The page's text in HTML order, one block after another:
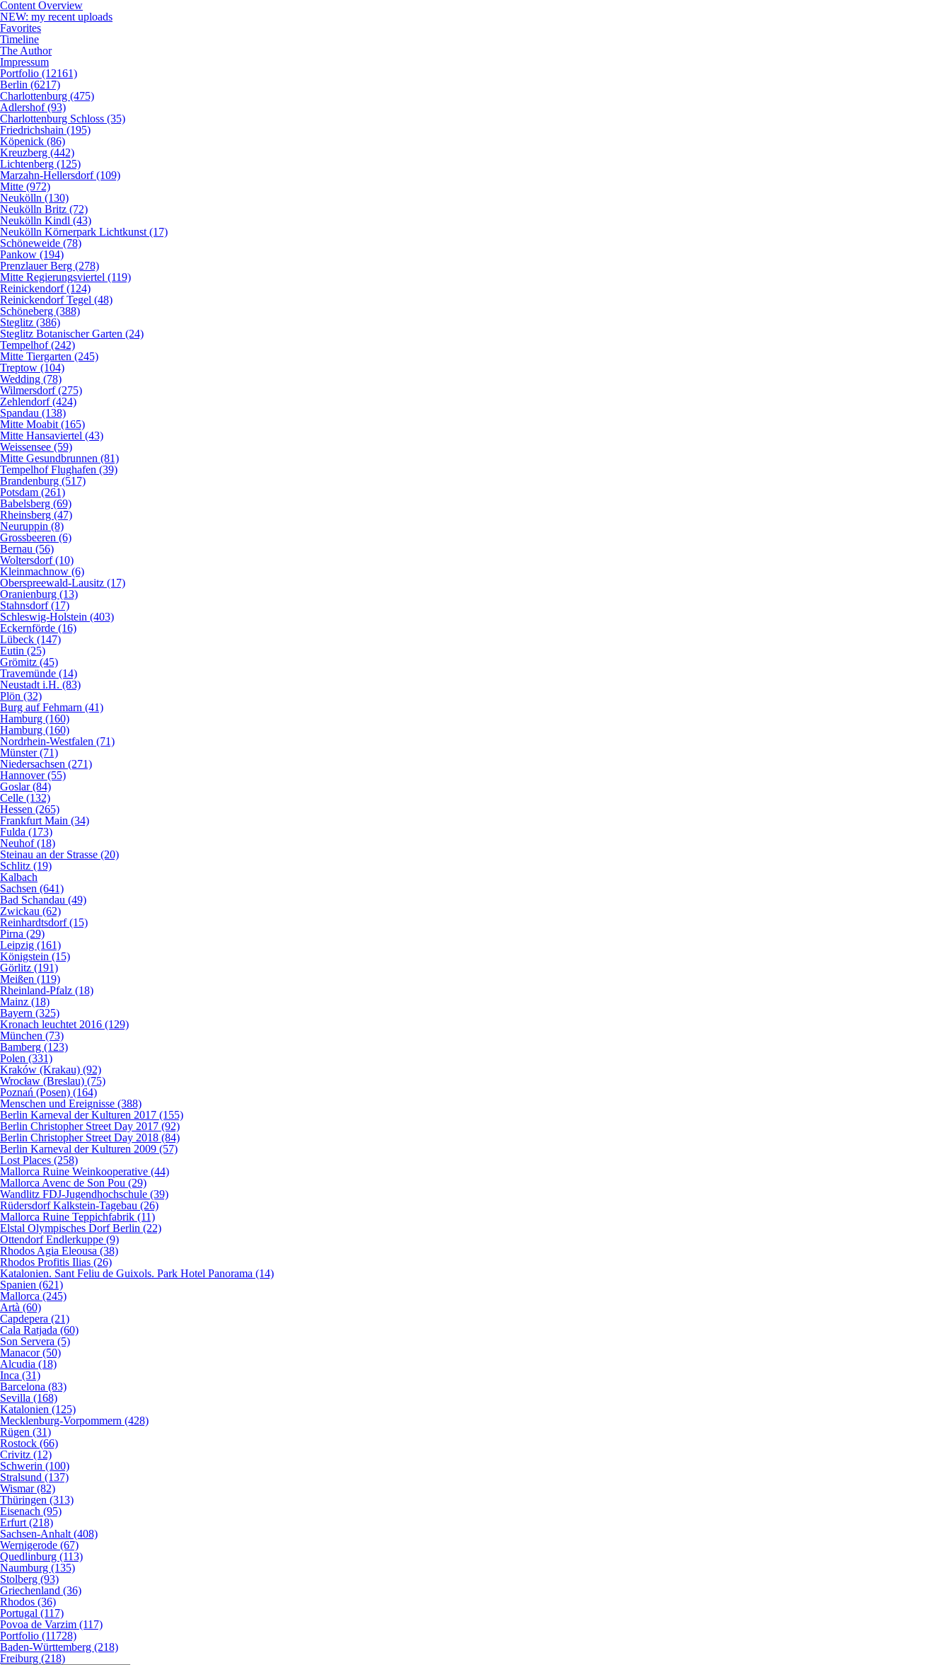
Content Overview
NEW: my recent uploads
Favorites
Timeline
The Author
Impressum
Portfolio (12161)
Berlin (6217)
Charlottenburg (475)
Adlershof (93)
Charlottenburg Schloss (35)
Friedrichshain (195)
Köpenick (86)
Kreuzberg (442)
Lichtenberg (125)
Marzahn-Hellersdorf (109)
Mitte (972)
Neukölln (130)
Neukölln Britz (72)
Neukölln Kindl (43)
Neukölln Körnerpark Lichtkunst (17)
Schöneweide (78)
Pankow (194)
Prenzlauer Berg (278)
Mitte Regierungsviertel (119)
Reinickendorf (124)
Reinickendorf Tegel (48)
Schöneberg (388)
Steglitz (386)
Steglitz Botanischer Garten (24)
Tempelhof (242)
Mitte Tiergarten (245)
Treptow (104)
Wedding (78)
Wilmersdorf (275)
Zehlendorf (424)
Spandau (138)
Mitte Moabit (165)
Mitte Hansaviertel (43)
Weissensee (59)
Mitte Gesundbrunnen (81)
Tempelhof Flughafen (39)
Brandenburg (517)
Potsdam (261)
Babelsberg (69)
Rheinsberg (47)
Neuruppin (8)
Grossbeeren (6)
Bernau (56)
Woltersdorf (10)
Kleinmachnow (6)
Oberspreewald-Lausitz (17)
Oranienburg (13)
Stahnsdorf (17)
Schleswig-Holstein (403)
Eckernförde (16)
Lübeck (147)
Eutin (25)
Grömitz (45)
Travemünde (14)
Neustadt i.H. (83)
Plön (32)
Burg auf Fehmarn (41)
Hamburg (160)
Hamburg (160)
Nordrhein-Westfalen (71)
Münster (71)
Niedersachsen (271)
Hannover (55)
Goslar (84)
Celle (132)
Hessen (265)
Frankfurt Main (34)
Fulda (173)
Neuhof (18)
Steinau an der Strasse (20)
Schlitz (19)
Kalbach
Sachsen (641)
Bad Schandau (49)
Zwickau (62)
Reinhardtsdorf (15)
Pirna (29)
Leipzig (161)
Königstein (15)
Görlitz (191)
Meißen (119)
Rheinland-Pfalz (18)
Mainz (18)
Bayern (325)
Kronach leuchtet 2016 (129)
München (73)
Bamberg (123)
Polen (331)
Kraków (Krakau) (92)
Wrocław (Breslau) (75)
Poznań (Posen) (164)
Menschen und Ereignisse (388)
Berlin Karneval der Kulturen 2017 (155)
Berlin Christopher Street Day 2017 (92)
Berlin Christopher Street Day 2018 (84)
Berlin Karneval der Kulturen 2009 (57)
Lost Places (258)
Mallorca Ruine Weinkooperative (44)
Mallorca Avenc de Son Pou (29)
Wandlitz FDJ-Jugendhochschule (39)
Rüdersdorf Kalkstein-Tagebau (26)
Mallorca Ruine Teppichfabrik (11)
Elstal Olympisches Dorf Berlin (22)
Ottendorf Endlerkuppe (9)
Rhodos Agia Eleousa (38)
Rhodos Profitis Ilias (26)
Katalonien. Sant Feliu de Guixols. Park Hotel Panorama (14)
Spanien (621)
Mallorca (245)
Artà (60)
Capdepera (21)
Cala Ratjada (60)
Son Servera (5)
Manacor (50)
Alcudia (18)
Inca (31)
Barcelona (83)
Sevilla (168)
Katalonien (125)
Mecklenburg-Vorpommern (428)
Rügen (31)
Rostock (66)
Crivitz (12)
Schwerin (100)
Stralsund (137)
Wismar (82)
Thüringen (313)
Eisenach (95)
Erfurt (218)
Sachsen-Anhalt (408)
Wernigerode (67)
Quedlinburg (113)
Naumburg (135)
Stolberg (93)
Griechenland (36)
Rhodos (36)
Portugal (117)
Povoa de Varzim (117)
Portfolio (11728)
Baden-Württemberg (218)
Freiburg (218)